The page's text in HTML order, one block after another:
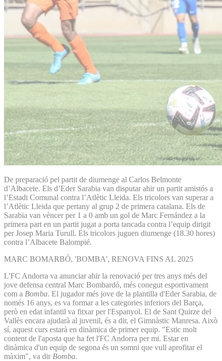
De preparació pel partit de diumenge al Carlos Belmonte
d’Albacete. Els d’Eder Sarabia van disputar ahir un partit amistós a
l’Estadi Comunal contra l’Atlètic Lleida. Els tricolors van superar a
l’Atlètic Lleida que pertany al grup 2 de primera catalana. Els de
Sarabia van vèncer per 1 a 0 amb un gol de Marc Fernández a la
primera part en un partit jugat a porta tancada contra l’equip dirigit
per Josep Maria Turull. Els tricolors juguen diumenge (18.30 hores)
contra l’Albacete Balompié.
MARC BOMARBÓ, 'BOMBA', RENOVA FINS AL 2025
L'FC Andorra va anunciar ahir la renovació per tres anys més del
jove defensa central Marc Bombardó, més conegut esportivament
com a Bomba. El jugador més jove de la plantilla d'Eder Sarabia, de
només 16 anys, es va formar a les categories inferiors del Barça,
però en edat infantil va fitxar per l'Espanyol. El de Sant Quirze del
Vallès encara ajudarà al juvenil, és a dir, el Gimnàstic Manresa. Això
sí, aquest curs estarà en dinàmica de primer equip. "Estic molt
content de l'aposta que ha fet l'FC Andorra per mi. Estar en
dinàmica d'un equip de segona és un somni que vull aprofitar el
màxim", va dir Bomba.